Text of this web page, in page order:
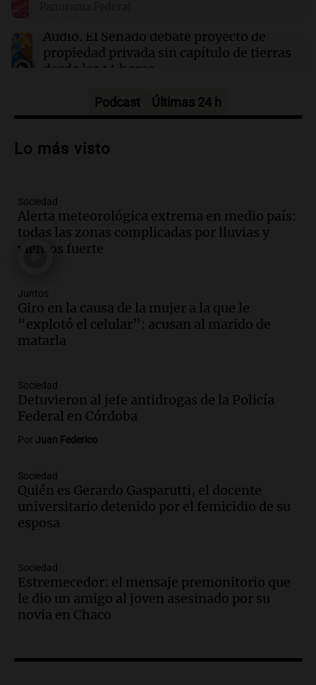
Almada y la salida de Santiago Lencina al
Burgos
Audio. El Senado debate proyecto de
propiedad privada sin capítulo de tierras
desde las 14 horas
Audio.Giro en la causa de la mujer a la
marido de matarla
Audio.
Continúan las declaraciones en el
juicio a Óscar González por el accidente
en las altas cumbres
Panorama Federal
Audio.
que afectan diversas actividades locales,
según Barrionuevo
Noticias
Javier Chacón: Detained Again After
Attending World Cup
Panorama Federal
Episodios
repudia amenazas de EE. UU. y exige
respeto a la soberanía nacional
Noticias
Episodios
alerta meteorológico de ministros
Santini y Caputo
Panorama Federal
Episodios
Córdoba
Podcast Últimas 24 h
Lo más visto
Sociedad
Alerta meteorológica extrema en medio país:
todas las zonas complicadas por lluvias y
vientos fuerte
Juntos
Giro en la causa de la mujer a la que le
“explotó el celular”: acusan al marido de
matarla
Sociedad
Detuvieron al jefe antidrogas de la Policía
Federal en Córdoba
Por Juan Federico
Sociedad
Quién es Gerardo Gasparutti, el docente
universitario detenido por el femicidio de su
esposa
Sociedad
Estremecedor: el mensaje premonitorio que
le dio un amigo al joven asesinado por su
novia en Chaco